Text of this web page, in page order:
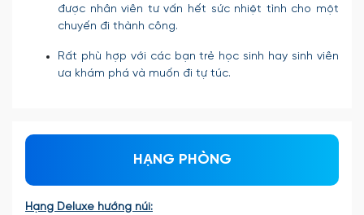
được nhân viên tư vấn hết sức nhiệt tình cho một
chuyến đi thành công.
Rất phù hợp với các bạn trẻ học sinh hay sinh viên
ưa khám phá và muốn đi tự túc.
HẠNG PHÒNG
Hạng Deluxe hướng núi: